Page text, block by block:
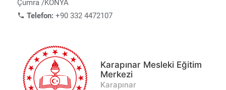
Çumra /KONYA
Telefon: +90 332 4472107
Karapınar Mesleki Eğitim
Merkezi
Karapınar